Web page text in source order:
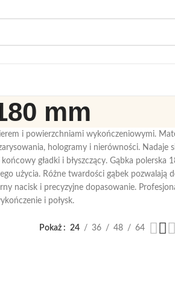
mm
i powierzchniami wykończeniowymi.
hologramy i nierówności. Nadaje
gładki i błyszczący. Gąbka polerska
użycia. Różne twardości gąbek pozwalają
nacisk i precyzyjne dopasowanie.
i połysk.
Pokaż 24 36 48 64